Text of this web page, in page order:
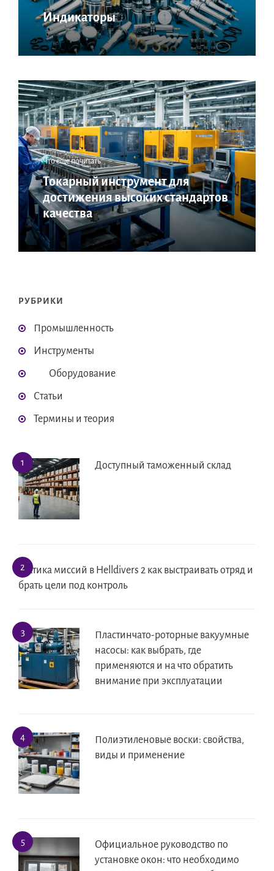
Индикаторы
Что еще почитать:
Токарный инструмент для
достижения высоких стандартов
качества
РУБРИКИ
Промышленность
Инструменты
Оборудование
Статьи
Термины и теория
Доступный таможенный склад
Тактика миссий в Helldivers 2 как выстраивать отряд и
брать цели под контроль
Пластинчато-роторные вакуумные
насосы: как выбрать, где
применяются и на что обратить
внимание при эксплуатации
Полиэтиленовые воски: свойства,
виды и применение
Официальное руководство по
установке окон: что необходимо